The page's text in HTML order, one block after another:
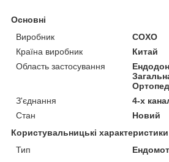
Основні
Виробник
COXO
Країна виробник
Китай
Область застосування
З'єднання
4-х
Стан
Новий
Користувальницькі характеристики
Тип